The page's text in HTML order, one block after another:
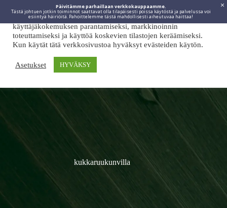
Päivitämme parhaillaan verkkokauppaamme.
Tästä johtuen jotkin toiminnot saattavat olla tilapäisesti poissa käytöstä ja palvelussa voi
esiintyä häiriöitä. Pahoittelemme tästä mahdollisesti aiheutuvaa haittaa!
kukkaruukunvilla
Viidakkotohtori.fi käyttää internetpalveluissaan evästeitä
käyttäjäkokemuksen parantamiseksi, markkinoinnin
toteuttamiseksi ja käyttöä koskevien tilastojen keräämiseksi.
Kun käytät tätä verkkosivustoa hyväksyt evästeiden käytön.
Asetukset HYVÄKSY